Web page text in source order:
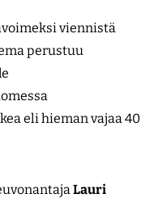
viennistä
perustuu
eli hieman vajaa 40
Lauri